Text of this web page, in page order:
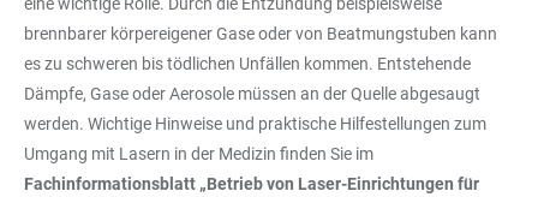
brennbarer körpereigener Gase oder von Beatmungstuben kann
es zu schweren bis tödlichen Unfällen kommen. Entstehende
Dämpfe, Gase oder Aerosole müssen an der Quelle abgesaugt
werden. Wichtige Hinweise und praktische Hilfestellungen zum
Umgang mit Lasern in der Medizin finden Sie im
Fachinformationsblatt „Betrieb von Laser-Einrichtungen für